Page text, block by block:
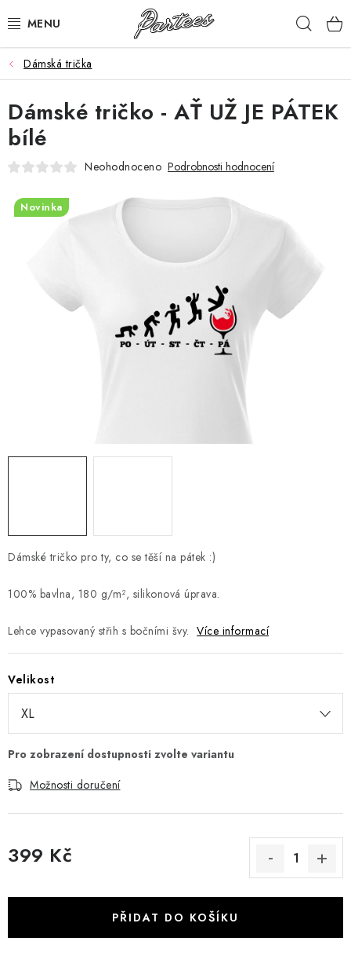
na
ROZLUČKA
NAROZENINY
NA MÍRU
KONTAKTY
Výměna / vrácení zboží
Obchodní podmínky
Dámská trička
Dámské tričko pro ty, co se těší na pátek :)
100% bavlna, 180 g/m², silikonová úprava.
Lehce vypasovaný střih s bočními švy. Více informací
Velikost
Možnosti doručení
399 Kč
PŘIDAT DO KOŠÍKU
Dámské tričko - AŤ UŽ JE PÁTEK
bílé
Neohodnoceno Podrobnosti hodnocení
Novinka